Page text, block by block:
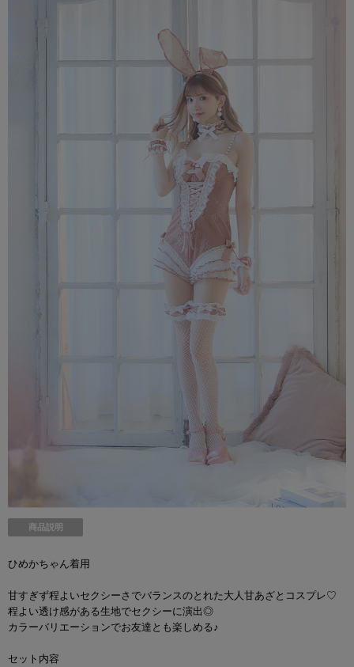
商品説明
ひめかちゃん着用
甘すぎず程よいセクシーさでバランスのとれた大人甘あざとコスプレ♡
程よい透け感がある生地でセクシーに演出◎
カラーバリエーションでお友達とも楽しめる♪
セット内容